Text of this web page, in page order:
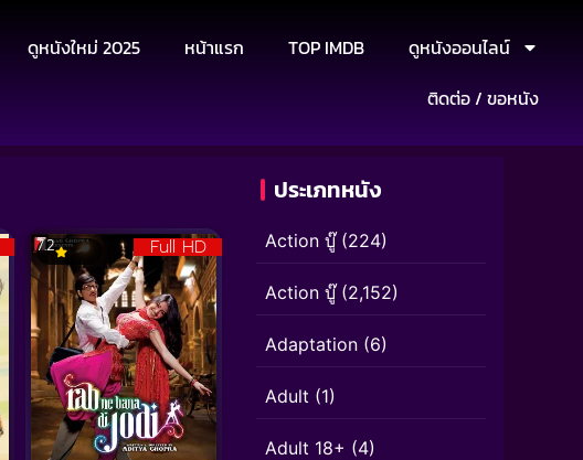
ดูหนังใหม่ 2025 หน้าแรก TOP IMDB
ดูหนังออนไลน์
ติดต่อ / ขอหนัง
Full HD
7.2
ประเภทหนัง
Action บู๊(224)
Action บู๊(2,152)
Adaptation (6)
Adult (1)
Adult 18+ (4)